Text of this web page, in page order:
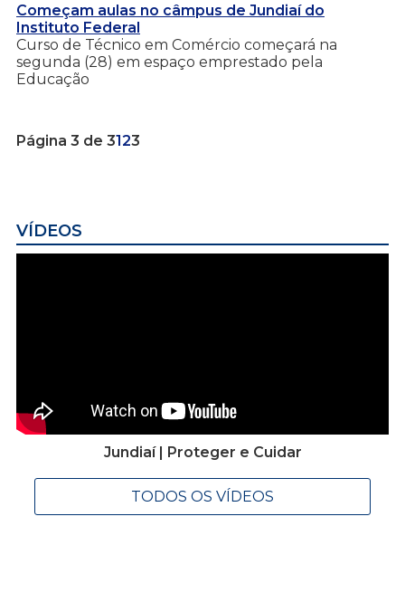
Começam aulas no câmpus de Jundiaí do
Instituto Federal
Curso de Técnico em Comércio começará na
segunda (28) em espaço emprestado pela
Educação
Página 3 de 3123
VÍDEOS
Jundiaí | Proteger e Cuidar
TODOS OS VÍDEOS